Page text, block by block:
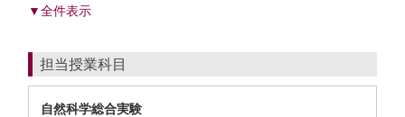
▼全件表示
担当授業科目
自然科学総合実験